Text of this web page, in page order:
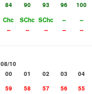
84 90 93 96 100
Chc SChc SChc -- --
-- -- -- -- --
08/10
00 01 02 03 04
59 58 57 56 55